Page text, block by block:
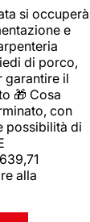
si occuperà
e
di porco,
garantire il
🎁 Cosa
con
possibilità di
alla